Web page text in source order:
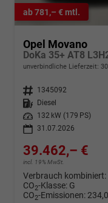
ab 781,– € mtl.
Opel Movano
DoKa 35+ AT8
unverbindliche Lieferzeit:
Fahrzeugnr. 1345092
Kraftstoff
Diesel
Leistung
132 kW (179 PS)
31.07.2026
39.462,– €
incl. 19% MwSt.
Verbrauch kombiniert:
CO2-Klasse: G
CO2-Emissionen: